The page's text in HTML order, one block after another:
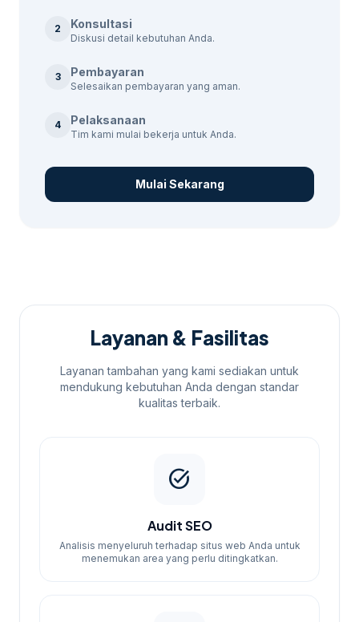
Wonoboyo. Dengan pendekatan yang
berbasis data, kami memastikan setiap
memberikan hasil yang nyata.
2 Konsultasi
Diskusi detail kebutuhan Anda.
3 Pembayaran
Selesaikan pembayaran yang aman.
4 Pelaksanaan
Tim kami mulai bekerja untuk Anda.
Mulai Sekarang
Layanan & Fasilitas
Layanan tambahan yang kami sediakan untuk
mendukung kebutuhan Anda dengan standar
kualitas terbaik.
task_alt
Audit SEO
Analisis menyeluruh terhadap situs web Anda untuk
menemukan area yang perlu ditingkatkan.